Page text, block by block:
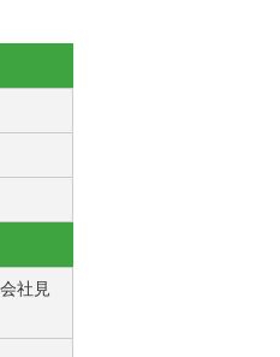
社見